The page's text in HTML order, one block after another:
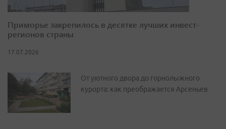
Приморье закрепилось в десятке лучших инвест-
регионов страны
17.07.2026
От уютного двора до горнолыжного
курорта: как преображается Арсеньев